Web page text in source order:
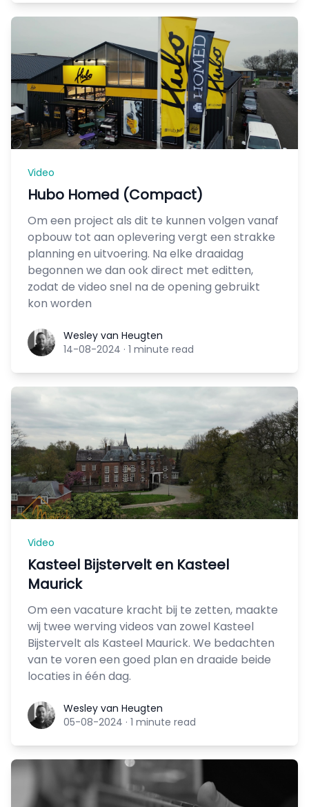
Video
Hubo Homed (Compact)
Om een project als dit te kunnen volgen vanaf
opbouw tot aan oplevering vergt een strakke
planning en uitvoering. Na elke draaidag
begonnen we dan ook direct met editten,
zodat de video snel na de opening gebruikt
kon worden
Wesley van Heugten
Wesley van Heugten
14-08-2024 · 1 minute read
Video
Kasteel Bijstervelt en Kasteel
Maurick
Om een vacature kracht bij te zetten, maakte
wij twee werving videos van zowel Kasteel
Bijstervelt als Kasteel Maurick. We bedachten
van te voren een goed plan en draaide beide
locaties in één dag.
Wesley van Heugten
Wesley van Heugten
05-08-2024 · 1 minute read